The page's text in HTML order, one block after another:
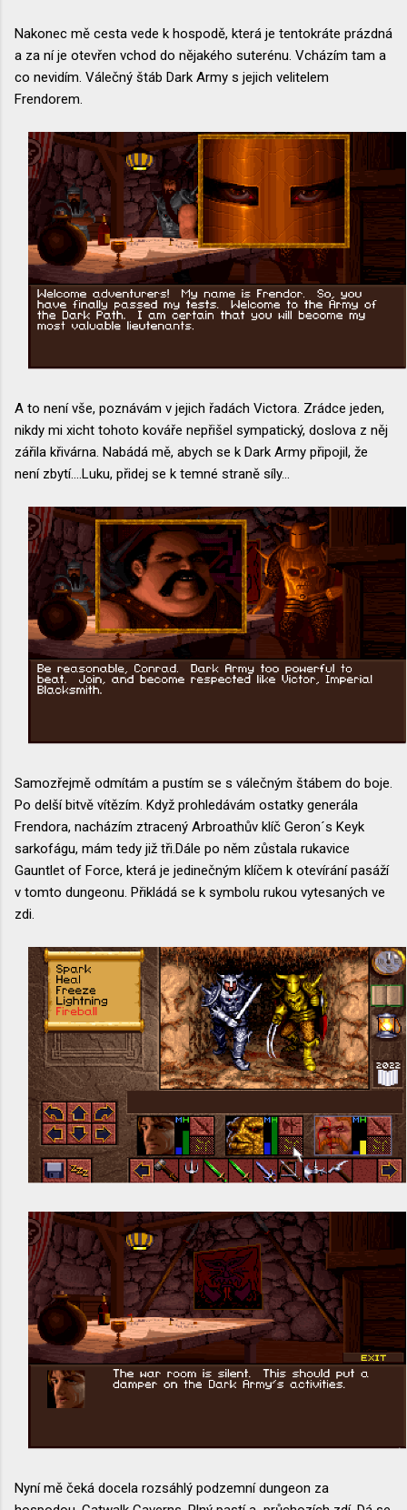
Nakonec mě cesta vede k hospodě, která je tentokráte prázdná
a za ní je otevřen vchod do nějakého suterénu. Vcházím tam a
co nevidím. Válečný štáb Dark Army s jejich velitelem
Frendorem.
A to není vše, poznávám v jejich řadách Victora. Zrádce jeden,
nikdy mi xicht tohoto kováře nepřišel sympatický, doslova z něj
zářila křivárna. Nabádá mě, abych se k Dark Army připojil, že
není zbytí....Luku, přidej se k temné straně síly...
Samozřejmě odmítám a pustím se s válečným štábem do boje.
Po delší bitvě vítězím. Když prohledávám ostatky generála
Frendora, nacházím ztracený Arbroathův klíč Geron´s Keyk
sarkofágu, mám tedy již tři.Dále po něm zůstala rukavice
Gauntlet of Force, která je jedinečným klíčem k otevírání pasáží
v tomto dungeonu. Přikládá se k symbolu rukou vytesaných ve
zdi.
Nyní mě čeká docela rozsáhlý podzemní dungeon za